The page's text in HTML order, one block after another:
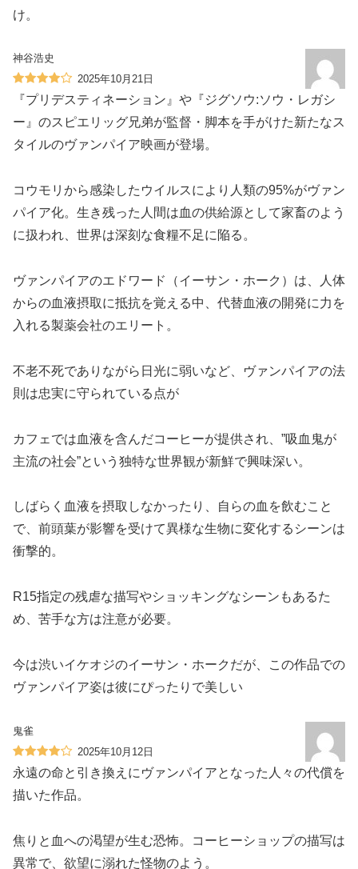
け。
神谷浩史
2025年10月21日
『プリデスティネーション』や『ジグソウ:ソウ・レガシ
ー』のスピエリッグ兄弟が監督・脚本を手がけた新たなス
タイルのヴァンパイア映画が登場。
コウモリから感染したウイルスにより人類の95%がヴァン
パイア化。生き残った人間は血の供給源として家畜のよう
に扱われ、世界は深刻な食糧不足に陥る。
ヴァンパイアのエドワード（イーサン・ホーク）は、人体
からの血液摂取に抵抗を覚える中、代替血液の開発に力を
入れる製薬会社のエリート。
不老不死でありながら日光に弱いなど、ヴァンパイアの法
則は忠実に守られている点が
カフェでは血液を含んだコーヒーが提供され、”吸血鬼が
主流の社会”という独特な世界観が新鮮で興味深い。
しばらく血液を摂取しなかったり、自らの血を飲むこと
で、前頭葉が影響を受けて異様な生物に変化するシーンは
衝撃的。‍
R15指定の残虐な描写やショッキングなシーンもあるた
め、苦手な方は注意が必要。️
今は渋いイケオジのイーサン・ホークだが、この作品での
ヴァンパイア姿は彼にぴったりで美しい
鬼雀
2025年10月12日
永遠の命と引き換えにヴァンパイアとなった人々の代償を
描いた作品。
焦りと血への渇望が生む恐怖。コーヒーショップの描写は
異常で、欲望に溺れた怪物のよう。